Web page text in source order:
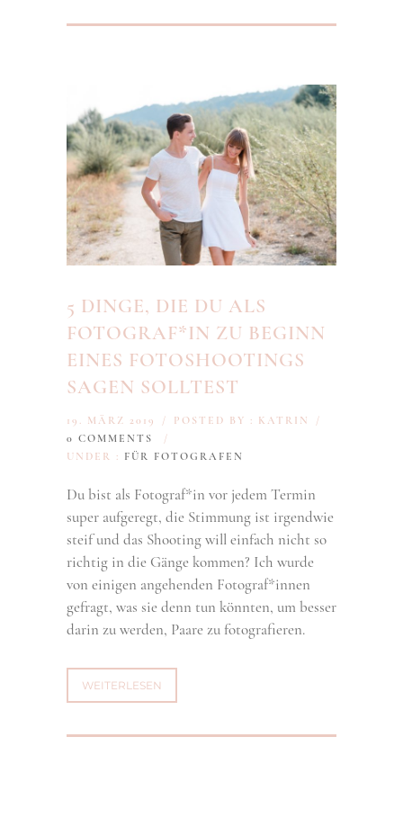
5 DINGE, DIE DU ALS
FOTOGRAF*IN ZU BEGINN
EINES FOTOSHOOTINGS
SAGEN SOLLTEST
19. MÄRZ 2019 / POSTED BY : KATRIN
/
0 COMMENTS
/
UNDER : FÜR FOTOGRAFEN
Du bist als Fotograf*in vor jedem Termin
super aufgeregt, die Stimmung ist irgendwie
steif und das Shooting will einfach nicht so
richtig in die Gänge kommen? Ich wurde
von einigen angehenden Fotograf*innen
gefragt, was sie denn tun könnten, um besser
darin zu werden, Paare zu fotografieren.
WEITERLESEN